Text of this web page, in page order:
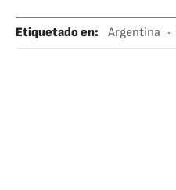
Etiquetado en: Argentina